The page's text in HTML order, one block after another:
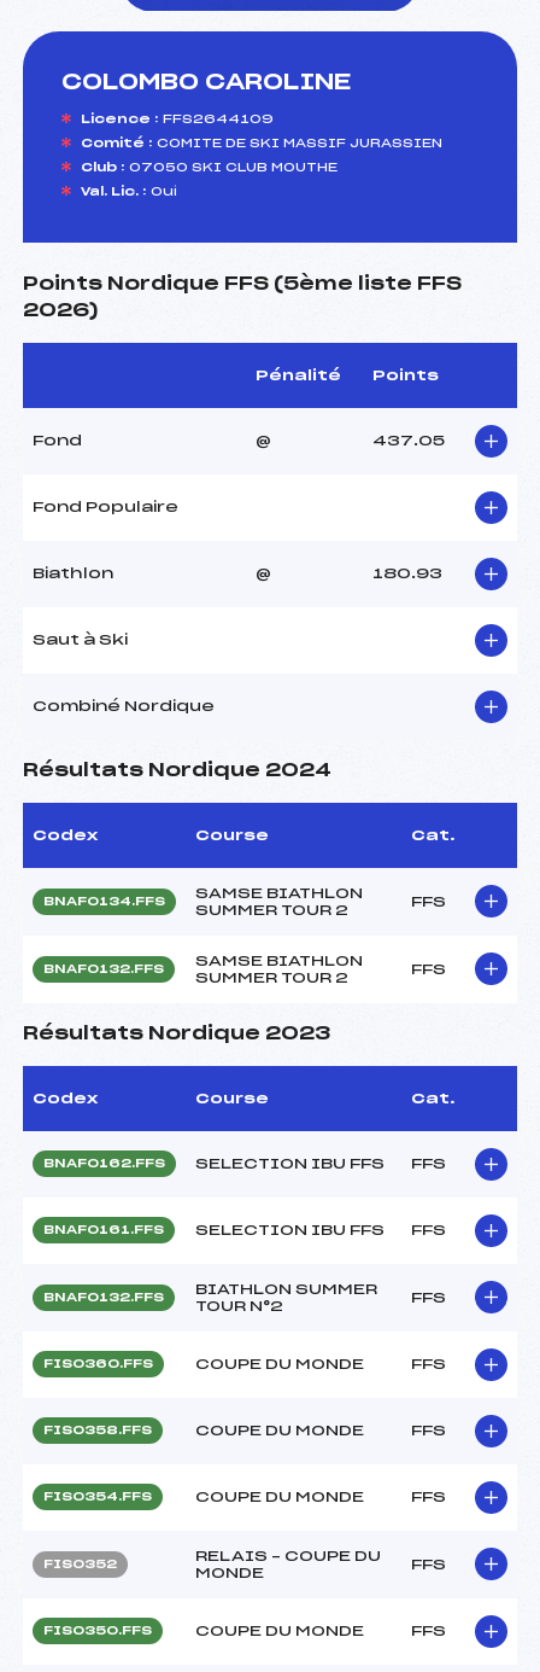
COLOMBO CAROLINE
Licence : FFS2644109
Comité : COMITE DE SKI MASSIF JURASSIEN
Club : 07050 SKI CLUB MOUTHE
Val. Lic. : Oui
Points Nordique FFS (5ème liste FFS
2026)
Pénalité Points
Fond @ 437.05
Fond Populaire
Biathlon @ 180.93
Saut à Ski
Combiné Nordique
Résultats Nordique 2024
Codex Course Cat.
BNAF0134.FFS
SAMSE BIATHLON
SUMMER TOUR 2
FFS
BNAF0132.FFS
SAMSE BIATHLON
SUMMER TOUR 2
FFS
Résultats Nordique 2023
Codex Course Cat.
BNAF0162.FFS SELECTION IBU FFS FFS
BNAF0161.FFS SELECTION IBU FFS FFS
BNAF0132.FFS
BIATHLON SUMMER
TOUR N°2
FFS
FIS0360.FFS COUPE DU MONDE FFS
FIS0358.FFS COUPE DU MONDE FFS
FIS0354.FFS COUPE DU MONDE FFS
FIS0352
RELAIS – COUPE DU
MONDE
FFS
FIS0350.FFS COUPE DU MONDE FFS